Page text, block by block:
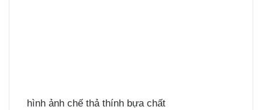
hình ảnh chế thả thính bựa chất